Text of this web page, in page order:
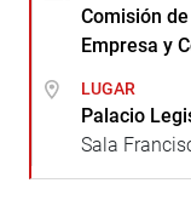
Comisión
Empresa y
LUGAR
Palacio
Sala